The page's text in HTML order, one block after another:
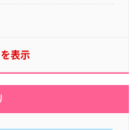
表示